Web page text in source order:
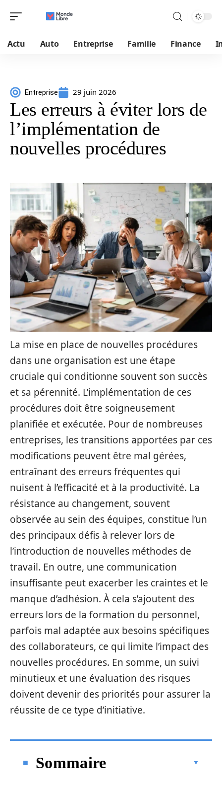
Actu Auto Entreprise Famille Finance
Entreprise 29 juin 2026
Les erreurs à éviter lors de
l’implémentation de
nouvelles procédures
La mise en place de nouvelles procédures
dans une organisation est une étape
cruciale qui conditionne souvent son succès
et sa pérennité. L’implémentation de ces
procédures doit être soigneusement
planifiée et exécutée. Pour de nombreuses
entreprises, les transitions apportées par ces
modifications peuvent être mal gérées,
entraînant des erreurs fréquentes qui
nuisent à l’efficacité et à la productivité. La
résistance au changement, souvent
observée au sein des équipes, constitue l’un
des principaux défis à relever lors de
l’introduction de nouvelles méthodes de
travail. En outre, une communication
insuffisante peut exacerber les craintes et le
manque d’adhésion. À cela s’ajoutent des
erreurs lors de la formation du personnel,
parfois mal adaptée aux besoins spécifiques
des collaborateurs, ce qui limite l’impact des
nouvelles procédures. En somme, un suivi
minutieux et une évaluation des risques
doivent devenir des priorités pour assurer la
réussite de ce type d’initiative.
Sommaire